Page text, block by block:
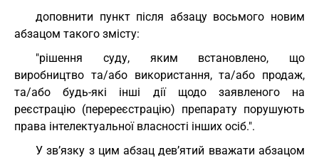
доповнити пункт після абзацу восьмого новим
абзацом такого змісту:
"рішення суду, яким встановлено, що
виробництво та/або використання, та/або продаж,
та/або будь-які інші дії щодо заявленого на
реєстрацію (перереєстрацію) препарату порушують
права інтелектуальної власності інших осіб.".
У зв’язку з цим абзац дев’ятий вважати абзацом